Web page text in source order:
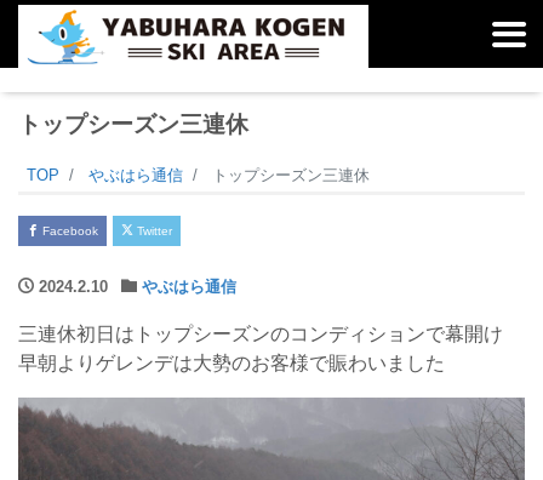
トップシーズン三連休
TOP やぶはら通信 トップシーズン三連休
Facebook Twitter
2024.2.10 やぶはら通信
三連休初日はトップシーズンのコンディションで幕開け
早朝よりゲレンデは大勢のお客様で賑わいました